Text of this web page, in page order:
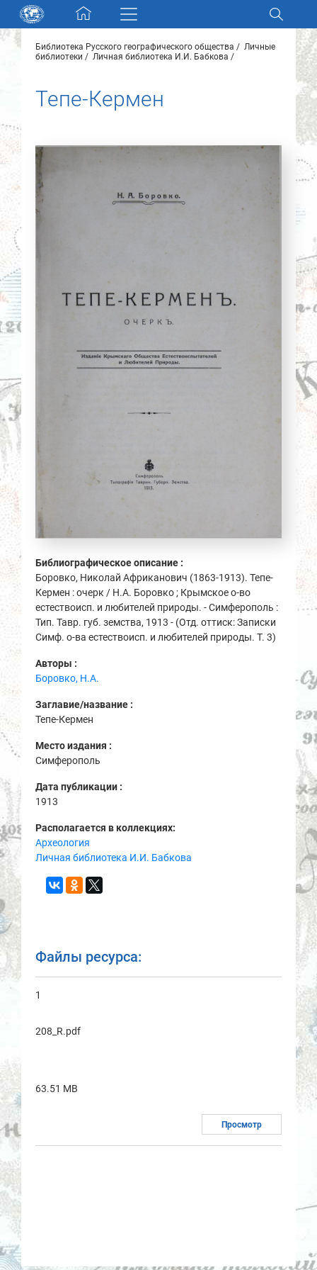
Skip navigation
Разделы и коллекции
Электронный каталог
Новости
О нас
Контакты
Партнеры
Библиотека Русского географического общества
Личные
библиотеки
Личная библиотека И.И. Бабкова
Тепе-Кермен
Библиографическое описание :
Боровко, Николай Африканович (1863-1913). Тепе-
Кермен : очерк / Н.А. Боровко ; Крымское о-во
естествоисп. и любителей природы. - Симферополь :
Тип. Тавр. губ. земства, 1913 - (Отд. оттиск: Записки
Симф. о-ва естествоисп. и любителей природы. Т. 3)
Авторы :
Боровко, Н.А.
Заглавие/название :
Тепе-Кермен
Место издания :
Симферополь
Дата публикации :
1913
Располагается в коллекциях:
Археология
Личная библиотека И.И. Бабкова
Файлы ресурса:
1
208_R.pdf
63.51 MB
Просмотр